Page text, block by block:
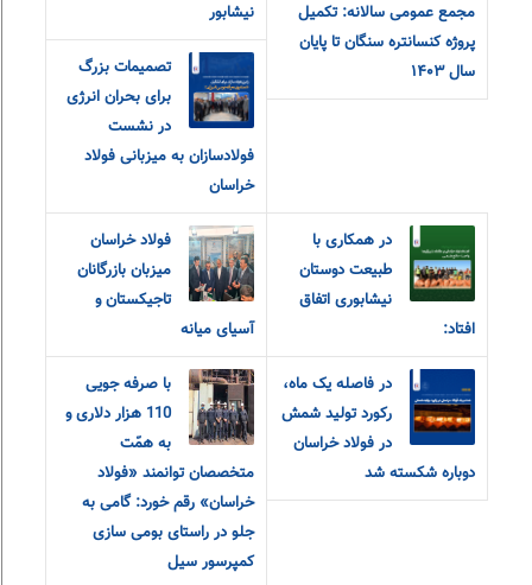
مجمع عمومی سالانه: تکمیل
پروژه کنسانتره سنگان تا پایان
سال ۱۴۰۳
نیشابور
تصمیمات بزرگ
برای بحران انرژی
در نشست
فولادسازان به میزبانی فولاد
خراسان
در همکاری با
طبیعت دوستان
نیشابوری اتفاق
افتاد:
فولاد خراسان
میزبان بازرگانان
تاجیکستان و
آسیای میانه
در فاصله یک ماه،
رکورد تولید شمش
در فولاد خراسان
دوباره شکسته شد
با صرفه جویی
110 هزار دلاری و
به همّت
متخصصان توانمند «فولاد
خراسان» رقم خورد: گامی به
جلو در راستای بومی سازی
کمپرسور سیل